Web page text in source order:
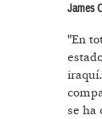
James
"En
se ha